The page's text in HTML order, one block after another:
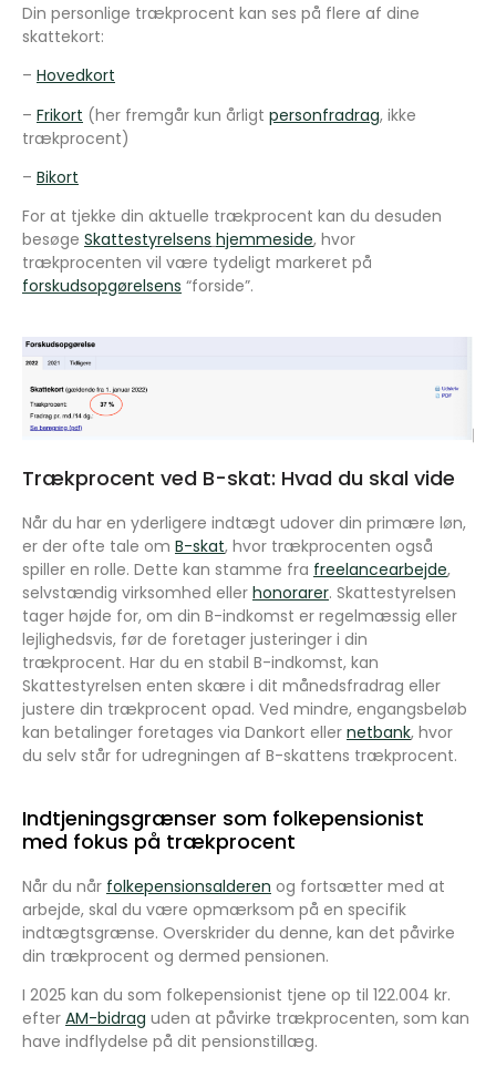
Din personlige trækprocent kan ses på flere af dine
skattekort:
– Hovedkort
– Frikort (her fremgår kun årligt personfradrag, ikke
trækprocent)
– Bikort
For at tjekke din aktuelle trækprocent kan du desuden
besøge Skattestyrelsens hjemmeside, hvor
trækprocenten vil være tydeligt markeret på
forskudsopgørelsens “forside”.
Trækprocent ved B-skat: Hvad du skal vide
Når du har en yderligere indtægt udover din primære løn,
er der ofte tale om B-skat, hvor trækprocenten også
spiller en rolle. Dette kan stamme fra freelancearbejde,
selvstændig virksomhed eller honorarer. Skattestyrelsen
tager højde for, om din B-indkomst er regelmæssig eller
lejlighedsvis, før de foretager justeringer i din
trækprocent. Har du en stabil B-indkomst, kan
Skattestyrelsen enten skære i dit månedsfradrag eller
justere din trækprocent opad. Ved mindre, engangsbeløb
kan betalinger foretages via Dankort eller netbank, hvor
du selv står for udregningen af B-skattens trækprocent.
Indtjeningsgrænser som folkepensionist
med fokus på trækprocent
Når du når folkepensionsalderen og fortsætter med at
arbejde, skal du være opmærksom på en specifik
indtægtsgrænse. Overskrider du denne, kan det påvirke
din trækprocent og dermed pensionen.
I 2025 kan du som folkepensionist tjene op til 122.004 kr.
efter AM-bidrag uden at påvirke trækprocenten, som kan
have indflydelse på dit pensionstillæg.